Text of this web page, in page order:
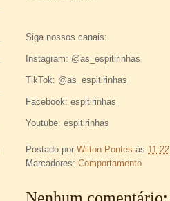
Siga nossos canais:
Instagram: @as_espitirinhas
TikTok: @as_espitirinhas
Facebook: espitirinhas
Youtube: espitirinhas
Postado por Wilton Pontes às 11:22
Marcadores: Comportamento